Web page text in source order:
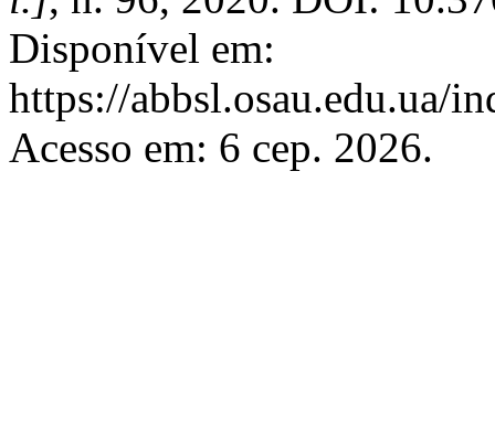
Disponível em:
https://abbsl.osau.edu.ua/
Acesso em: 6 сер. 2026.